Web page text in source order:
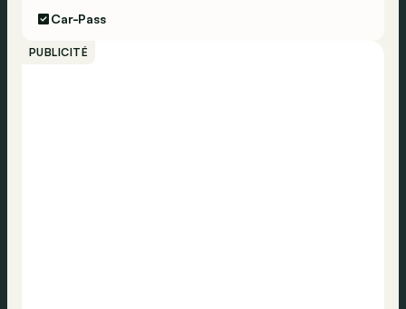
Car-Pass
PUBLICITÉ